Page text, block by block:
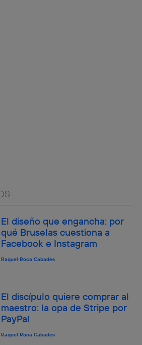
El diseño que engancha: por
qué Bruselas cuestiona a
Facebook e Instagram
Raquel Roca Cabades
El discípulo quiere comprar al
maestro: la opa de Stripe por
PayPal
Raquel Roca Cabades